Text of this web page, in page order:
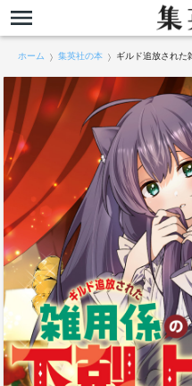
ホーム 集英社の本 ギルド追放された